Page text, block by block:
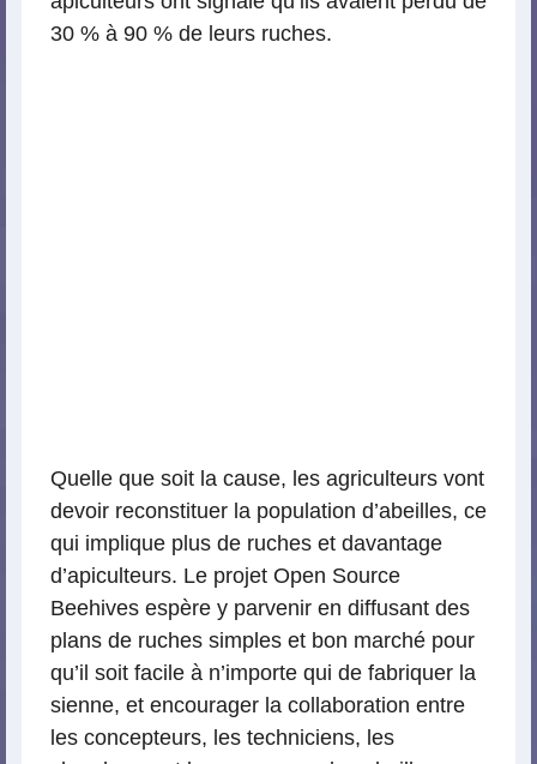
30 % à 90 % de leurs ruches.
Quelle que soit la cause, les agriculteurs vont
devoir reconstituer la population d’abeilles, ce
qui implique plus de ruches et davantage
d’apiculteurs. Le projet Open Source
Beehives espère y parvenir en diffusant des
plans de ruches simples et bon marché pour
qu’il soit facile à n’importe qui de fabriquer la
sienne, et encourager la collaboration entre
les concepteurs, les techniciens, les